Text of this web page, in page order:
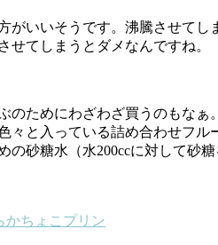
がいいそうです。沸騰させて
せてしまうとダメなんですね。
ためにわざわざ買うのもなぁ
々と入っている詰め合わせフル
の砂糖水（水200ccに対して砂